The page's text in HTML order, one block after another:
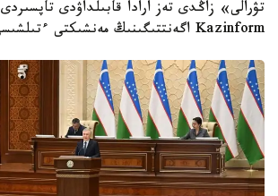
تۋرالى» زاڭدى تەز ارادا قابىلداۋدى
Kazinform اگەنتتىگىنىڭ مەنشىكتى ءتىلشىسى.